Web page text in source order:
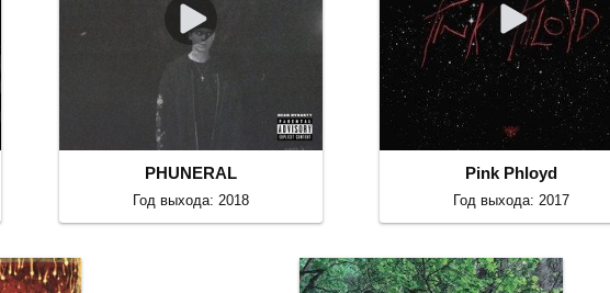
PHUNERAL
Год выхода: 2018
Pink Phloyd
Год выхода: 2017